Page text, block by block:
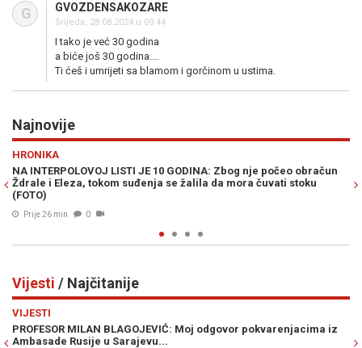
G GVOZDENSAKOZARE
Srijeda, 28.08.2024 u 09:44
I tako je već 30 godina
a biće još 30 godina....
Ti ćeš i umrijeti sa blamom i gorčinom u ustima.
Najnovije
SHOW
ANTONIO BANDERAS NAPUSTIO AMERIKU NAKON 20 GODINA:
Jedan događaj potpuno mu promijenio život
Vijesti / Najčitanije
iz
VIJESTI
ŠOK NA GRANICI: Ponesete li ovo voće u Hrvatsku, prijeti vam
kazna od nevjerovatnih 13.000 eura